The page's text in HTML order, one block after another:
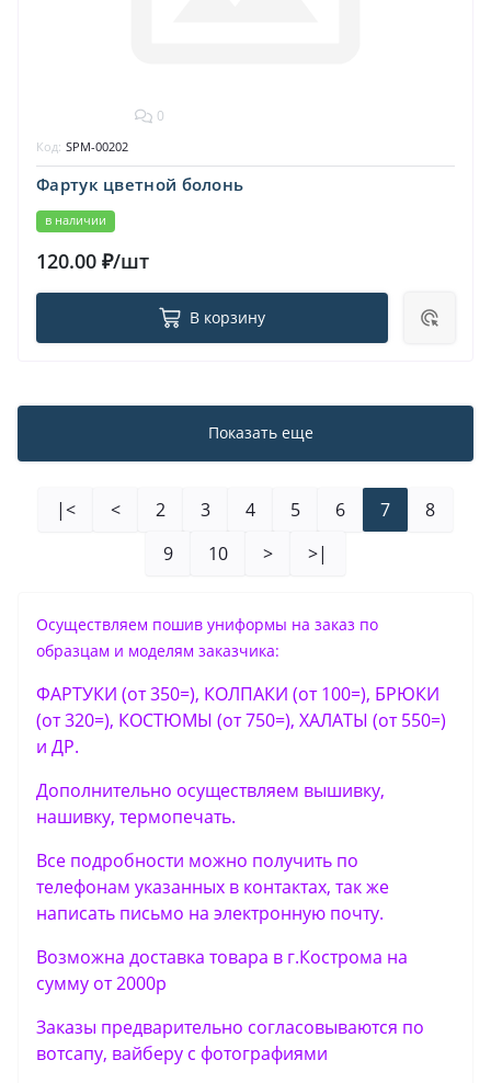
0
Фартук цветной болонь
в наличии
Код: SPM-00202
120.00 ₽/шт
В корзину
Показать еще
|< < 2 3 4 5 6 7
8
9
10 > >|
Осуществляем пошив униформы на заказ по
образцам и моделям заказчика:
ФАРТУКИ (от 350=), КОЛПАКИ (от 100=), БРЮКИ
(от 320=), КОСТЮМЫ (от 750=), ХАЛАТЫ (от 550=)
и ДР.
Дополнительно осуществляем вышивку,
нашивку, термопечать.
Все подробности можно получить по
телефонам указанных в контактах, так же
написать письмо на электронную почту.
Возможна доставка товара в г.Кострома на
сумму от 2000р
Заказы предварительно согласовываются по
вотсапу, вайберу с фотографиями